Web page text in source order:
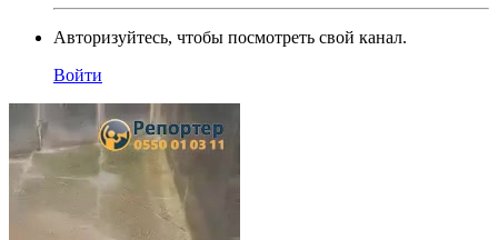
Авторизуйтесь, чтобы посмотреть свой канал.
Войти